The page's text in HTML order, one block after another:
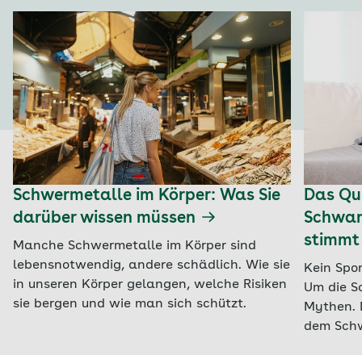
Schwermetalle im Körper: Was Sie
darüber wissen müssen
Manche Schwermetalle im Körper sind
lebensnotwendig, andere schädlich. Wie sie
in unseren Körper gelangen, welche Risiken
sie bergen und wie man sich schützt.
Das
stimmt
Kein
Um die
Mythen.
dem